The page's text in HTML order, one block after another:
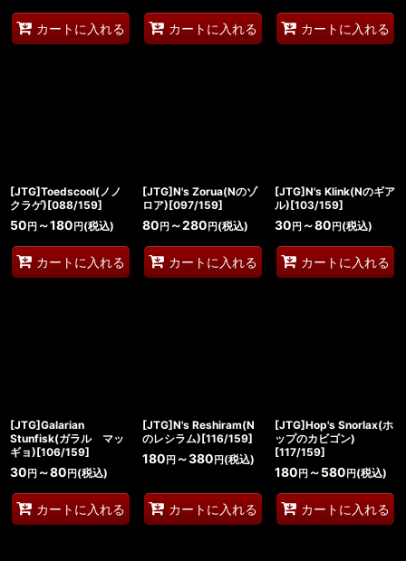
カートに入れる カートに入れる カートに入れる
[JTG]Toedscool(ノノ
クラゲ)[088/159]
50 円 ～180 円 (税込)
カートに入れる
[JTG]N's Zorua(Nのゾ
ロア)[097/159]
80 円～280 円(税込)
カートに入れる
[JTG]N's Klink(Nのギア
ル)[103/159]
30 円～80 円(税込)
カートに入れる
[JTG]Galarian
Stunfisk(ガラル マッ
ギョ)[106/159]
30 円 ～80 円 (税込)
カートに入れる
[JTG]N's Reshiram(N
のレシラム)[116/159]
180 円～380 円(税込)
カートに入れる
[JTG]Hop's Snorlax(ホ
ップのカビゴン)
[117/159]
180 円～580 円(税込)
カートに入れる